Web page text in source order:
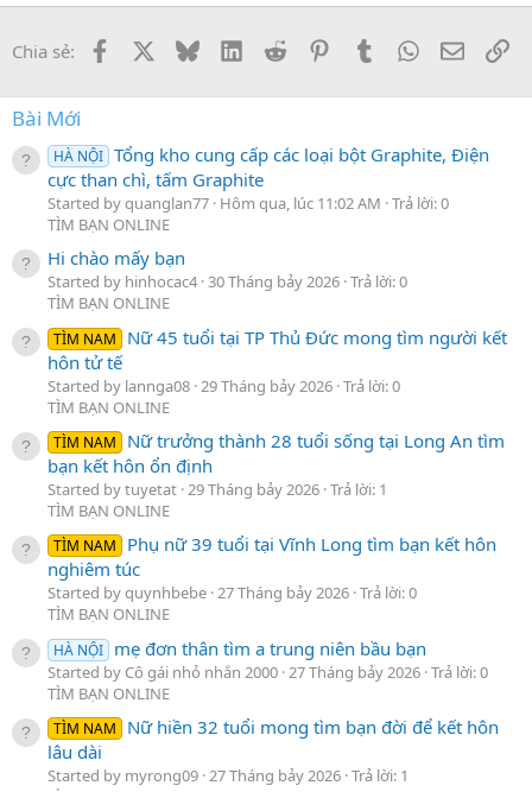
Chia sẻ: Facebook BlueskyLinkedInReddit PinterestTumblrWhatsApp
Email
Bài Mới
HÀ NỘI Tổng kho cung cấp các loại bột Graphite, Điện
cực than chì, tấm Graphite
Started by quanglan77 Hôm qua, lúc 11:02 AM Trả lời: 0
TÌM BẠN ONLINE
Hi chào mấy bạn
Started by hinhocac4 30 Tháng bảy 2026 Trả lời: 0
TÌM BẠN ONLINE
TÌM NAM
Nữ 45 tuổi tại TP Thủ Đức mong tìm người kết
hôn tử tế
Started by lannga08 29 Tháng bảy 2026 Trả lời: 0
TÌM BẠN ONLINE
TÌM NAM
Nữ trưởng thành 28 tuổi sống tại Long An tìm
bạn kết hôn ổn định
Started by tuyetat 29 Tháng bảy 2026 Trả lời: 1
TÌM BẠN ONLINE
TÌM NAM
Phụ nữ 39 tuổi tại Vĩnh Long tìm bạn kết hôn
nghiêm túc
Started by quynhbebe 27 Tháng bảy 2026 Trả lời: 0
TÌM BẠN ONLINE
HÀ NỘI mẹ đơn thân tìm a trung niên bầu bạn
Started by Cô gái nhỏ nhắn 2000 27 Tháng bảy 2026 Trả lời: 0
TÌM BẠN ONLINE
TÌM NAM
Nữ hiền 32 tuổi mong tìm bạn đời để kết hôn
lâu dài
Started by myrong09 27 Tháng bảy 2026 Trả lời: 1